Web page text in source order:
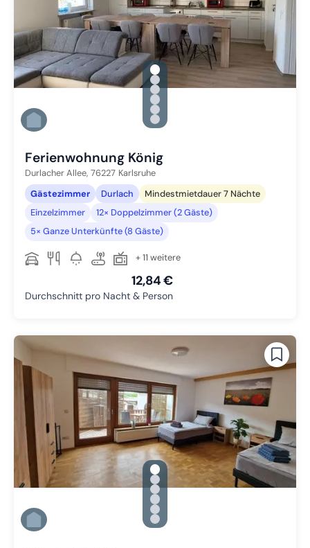
gallery.slide_selector
Zu Slide 1 wechseln
Zu Slide 2 wechseln
Zu Slide 3 wechseln
Zu Slide 4 wechseln
Zu Slide 5 wechseln
Zu Slide 6 wechseln
Ferienwohnung König
Durlacher Allee, 76227 Karlsruhe
Gästezimmer
Durlach
Mindestmietdauer 7 Nächte
Einzelzimmer
12× Doppelzimmer (2 Gäste)
5× Ganze Unterkünfte (8 Gäste)
+ 11 weitere
12,84 €
Durchschnitt pro Nacht & Person
gallery.slide_selector
Zu Slide 1 wechseln
Zu Slide 2 wechseln
Zu Slide 3 wechseln
Zu Slide 4 wechseln
Zu Slide 5 wechseln
Zu Slide 6 wechseln